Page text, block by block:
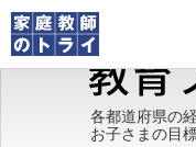
トライの教育理念
成績が上がる理由
各都道府県の
お子さまの目